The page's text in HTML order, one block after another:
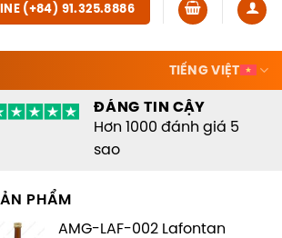
(+84) 91.325.8886
TIẾNG VIỆT
ĐÁNG TIN CẬY
Hơn 1000 đánh giá 5
sao
PHẨM
AMG-LAF-002 Lafontan